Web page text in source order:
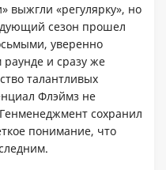
выжгли «регулярку», но
сезон прошел
уверенно
и сразу же
талантливых
Флэймз не
сохранил
понимание, что